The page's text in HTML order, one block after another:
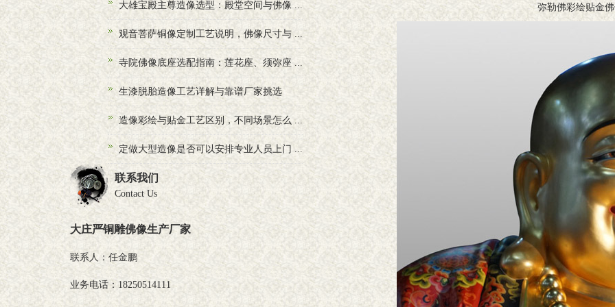
大雄宝殿主尊造像选型：殿堂空间与佛像 ...
观音菩萨铜像定制工艺说明，佛像尺寸与 ...
寺院佛像底座选配指南：莲花座、须弥座 ...
生漆脱胎造像工艺详解与靠谱厂家挑选
造像彩绘与贴金工艺区别，不同场景怎么 ...
定做大型造像是否可以安排专业人员上门 ...
联系我们
Contact Us
大庄严铜雕佛像生产厂家
联系人：任金鹏
业务电话：18250514111
弥勒佛彩绘贴金